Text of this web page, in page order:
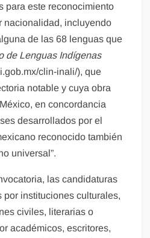
para este reconocimiento
nacionalidad, incluyendo
de las 68 lenguas que
de Lenguas Indígenas
clin-inali/), que
notable y cuya obra
en concordancia
desarrollados por el
reconocido también
universal”.
las candidaturas
por instituciones culturales,
civiles, literarias o
académicos, escritores,